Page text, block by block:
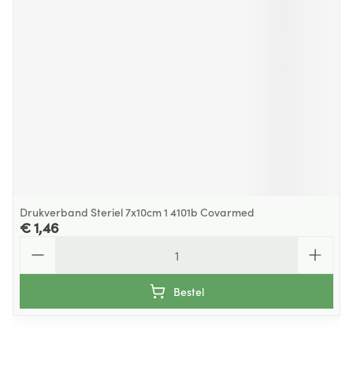
Drukverband Steriel 7x10cm 1 4101b Covarmed
€ 1,46
Bestel